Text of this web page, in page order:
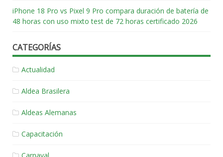
iPhone 18 Pro vs Pixel 9 Pro compara duración de batería de
48 horas con uso mixto test de 72 horas certificado 2026
CATEGORÍAS
Actualidad
Aldea Brasilera
Aldeas Alemanas
Capacitación